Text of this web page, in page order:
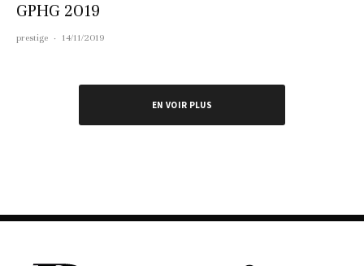
GPHG 2019
prestige · 14/11/2019
EN VOIR PLUS